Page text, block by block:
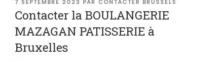
LE
7 SEPTEMBRE 2023 PAR CONTACTER BRUSSELS
Contacter la BOULANGERIE
MAZAGAN PATISSERIE à
Bruxelles